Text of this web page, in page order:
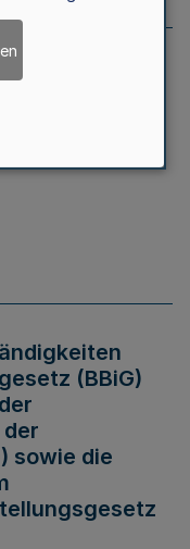
des Landes
-
(BBiG)
sowie die